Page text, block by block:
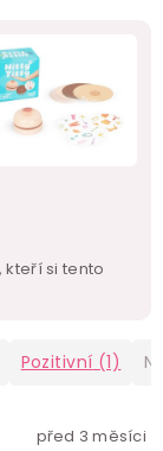
si tento
Pozitivní (1)
před 3 měsíci